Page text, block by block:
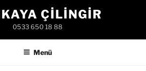
ÇILINGIR
0533 650 18 88
Menü